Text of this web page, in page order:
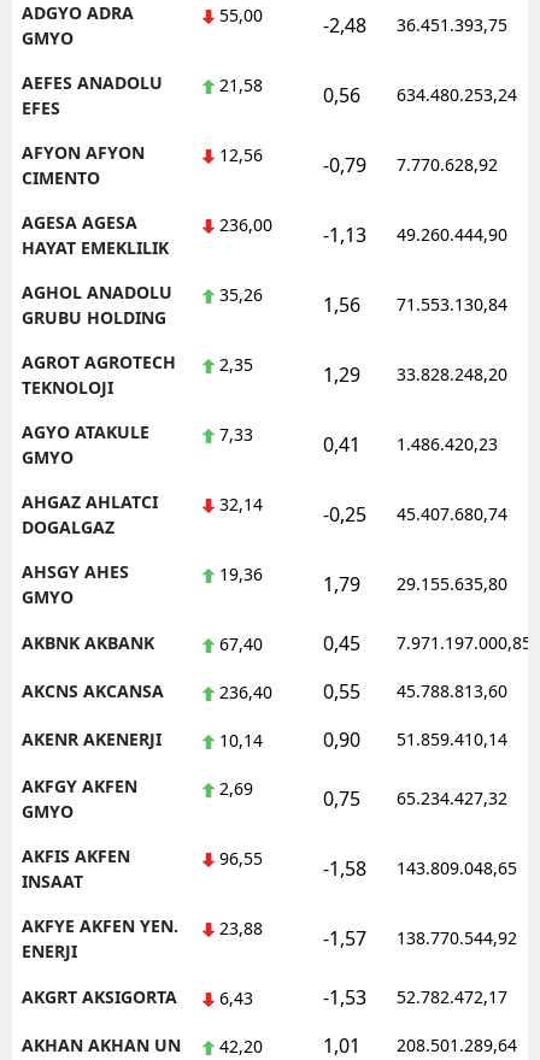
ADGYO ADRA
GMYO
55,00 -2,48 36.451.393,75
AEFES ANADOLU
EFES
21,58 0,56 634.480.253,24
AFYON AFYON
CIMENTO
12,56 -0,79 7.770.628,92
AGESA AGESA
HAYAT EMEKLILIK
236,00 -1,13 49.260.444,90
AGHOL ANADOLU
GRUBU HOLDING
35,26 1,56 71.553.130,84
AGROT AGROTECH
TEKNOLOJI
2,35 1,29 33.828.248,20
AGYO ATAKULE
GMYO
7,33 0,41 1.486.420,23
AHGAZ AHLATCI
DOGALGAZ
32,14 -0,25 45.407.680,74
AHSGY AHES
GMYO
19,36 1,79 29.155.635,80
AKBNK AKBANK 67,40 0,45 7.971.197.000,85
AKCNS AKCANSA 236,40 0,55 45.788.813,60
AKENR AKENERJI 10,14 0,90 51.859.410,14
AKFGY AKFEN
GMYO
2,69 0,75 65.234.427,32
AKFIS AKFEN
INSAAT
96,55 -1,58 143.809.048,65
AKFYE AKFEN YEN.
ENERJI
23,88 -1,57 138.770.544,92
AKGRT AKSIGORTA 6,43 -1,53 52.782.472,17
AKHAN AKHAN UN 42,20 1,01 208.501.289,64